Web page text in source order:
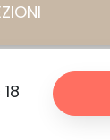
18